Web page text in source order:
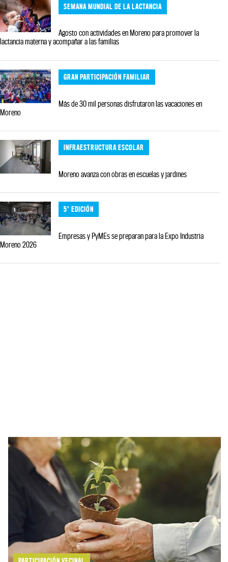
SEMANA MUNDIAL DE LA LACTANCIA
Agosto con actividades en Moreno para promover la
lactancia materna y acompañar a las familias
GRAN PARTICIPACIÓN FAMILIAR
Más de 30 mil personas disfrutaron las vacaciones en
Moreno
INFRAESTRUCTURA ESCOLAR
Moreno avanza con obras en escuelas y jardines
5° EDICIÓN
Empresas y PyMEs se preparan para la Expo Industria
Moreno 2026